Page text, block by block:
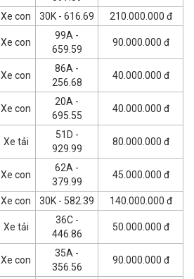
Xe con 30K - 616.69 210.000.000 đ
Xe con
99A -
659.59
90.000.000 đ
Xe con
86A -
256.68
40.000.000 đ
Xe con
20A -
695.55
40.000.000 đ
Xe tải
51D -
929.99
80.000.000 đ
Xe con
62A -
379.99
45.000.000 đ
Xe con 30K - 582.39 140.000.000 đ
Xe tải
36C -
446.86
50.000.000 đ
Xe con
35A -
356.56
90.000.000 đ